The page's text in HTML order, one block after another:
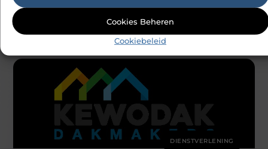
Cookies Beheren
Cookiebeleid
DIENSTVERLENING